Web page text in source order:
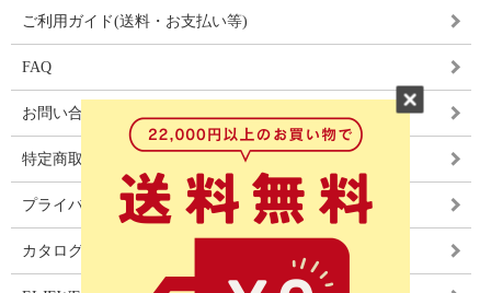
ご利用ガイド(送料・お支払い等)
FAQ
お問い合わせ
特定商取引法に基づく表記
プライバシーポリシー
カタログ